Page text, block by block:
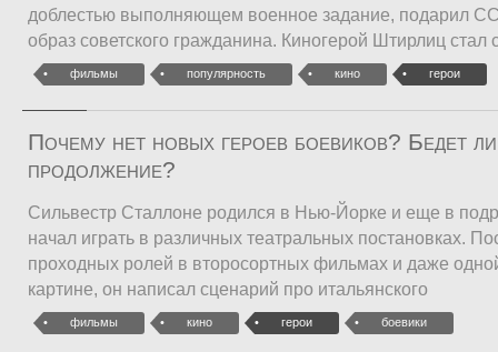
доблестью выполняющем военное задание, подарил
образ советского гражданина. Киногерой Штирлиц стал
фильмы популярность кино герои
Почему нет новых героев боевиков? Бедет
продолжение?
Сильвестр Сталлоне родился в Нью-Йорке и еще в
начал играть в различных театральных постановках.
проходных ролей в второсортных фильмах и даже
картине, он написал сценарий про итальянского
фильмы кино герои боевики